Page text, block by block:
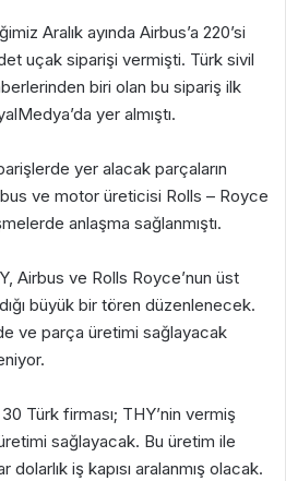
Aralık ayında Airbus’a 220’si
uçak siparişi vermişti. Türk sivil
biri olan bu sipariş ilk
yer almıştı.
yer alacak parçaların
ve motor üreticisi Rolls – Royce
anlaşma sağlanmıştı.
Airbus ve Rolls Royce’nun üst
büyük bir tören düzenlenecek.
ve parça üretimi sağlayacak
Türk firması; THY’nin vermiş
sağlayacak. Bu üretim ile
dolarlık iş kapısı aralanmış olacak.